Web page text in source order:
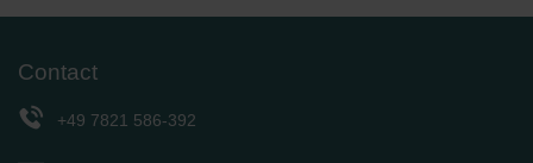
Contact
+49 7821 586-392